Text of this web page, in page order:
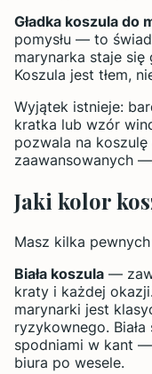
Gładka koszula do
pomysłu — to
marynarka staje się
Koszula jest tłem,
Wyjątek istnieje:
kratka lub wzór
pozwala na
zaawansowanych
Jaki kolor
Masz kilka
Biała koszula —
kraty i każdej
marynarki jest
ryzykownego.
spodniami w kant
biura po wesele.